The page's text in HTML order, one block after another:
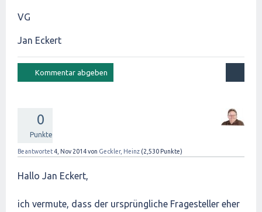
VG
Jan Eckert
0
Punkte
Beantwortet4, Nov 2014von Geckler, Heinz (2,530 Punkte)
Hallo Jan Eckert,
ich vermute, dass der ursprüngliche Fragesteller eher